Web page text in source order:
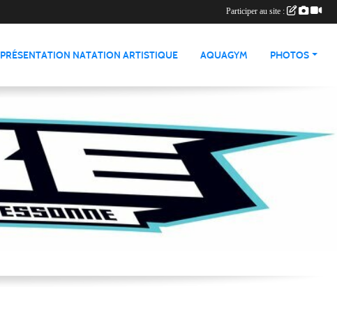
PRÉSENTATION NATATION ARTISTIQUE AQUAGYM PHOTOS
Participer au site :